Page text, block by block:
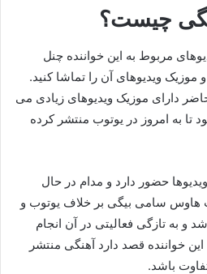
چیست؟
مربوط به این خواننده چنل
ویدیوهای آن را تماشا کنید.
دارای موزیک ویدیوهای زیادی می
تا به امروز در یوتوب منتشر کرده
حضور دارد و مدام در حال
سامی بیگی بر خلاف یوتوب و
و به تازگی فعالیتی در آن انجام
خواننده قصد دارد آهنگی منتشر
باشد.